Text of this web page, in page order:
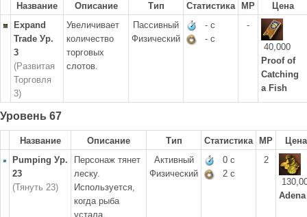
Название Описание Тип Статистика MP
Цена
Expand
Trade Ур.
3
(Развитая
Торговля
3)
Увеличивает
количество
торговых
слотов.
Пассивный
Физический
- с
- с
-
40,000
Proof of
Catching
a Fish
Уровень 67
Название Описание Тип Статистика MP
Цена
Pumping Ур.
23
(Тянуть 23)
Персонаж тянет
леску.
Используется,
когда рыба
устала.
Активный
Физический
0 с
2 с
2
Adena